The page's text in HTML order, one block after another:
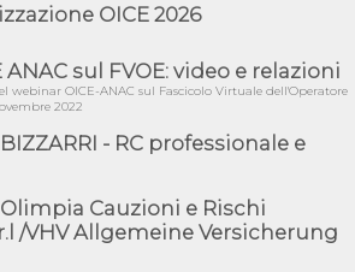
il d.lgs. di adeguamento all’AI Act in
europea in Cdm per recepimento
e PNRR è legge: approvata oggi la
sul DDL di riforma della responsabilità
OICE 2026
sul FVOE: video e relazioni
webinar OICE-ANAC sul Fascicolo Virtuale dell'Operatore
2022
- RC professionale e
Cauzioni e Rischi
/VHV Allgemeine Versicherung